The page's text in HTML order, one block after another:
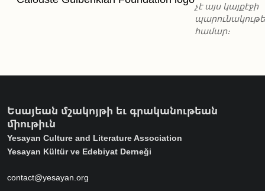
չէ այս կայքէջի
համար։
Եսայեան մշակոյթի եւ գրականութեան
միութիւն
Yesayan Culture and Literature Association
Yesayan Kültür ve Edebiyat Derneği
contact@yesayan.org